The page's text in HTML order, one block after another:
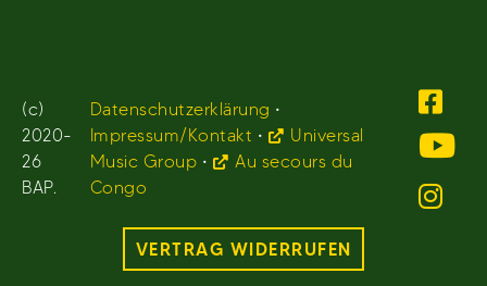
(c)
2020-
26
BAP.
Datenschutzerklärung •
Impressum/Kontakt •
Universal
Music Group •
Au secours du
Congo
VERTRAG WIDERRUFEN